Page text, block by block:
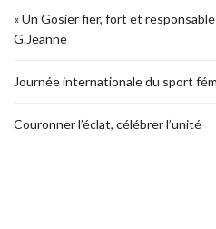
« Un Gosier fier, fort et
G.Jeanne
Journée internationale du sport
Couronner l’éclat, célébrer l’unité